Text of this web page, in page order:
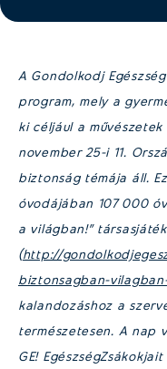
A Gondolkodj
program, mely a
ki céljául a
november 25-i 11.
biztonság témája áll.
óvodájában 107 000
a világban!”
(http://
biztonsagban-
kalandozáshoz a
természetesen. A nap
GE!